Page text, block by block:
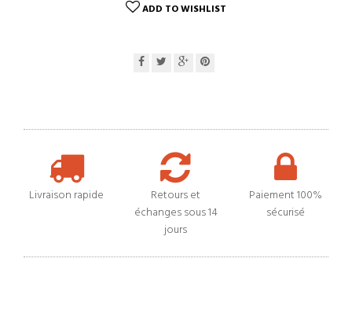
ADD TO WISHLIST
Livraison rapide
Retours et
échanges sous 14
jours
Paiement 100%
sécurisé